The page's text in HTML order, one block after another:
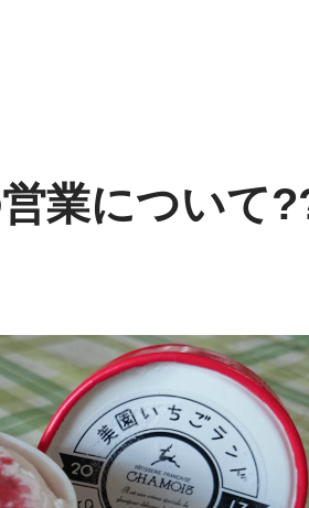
業について